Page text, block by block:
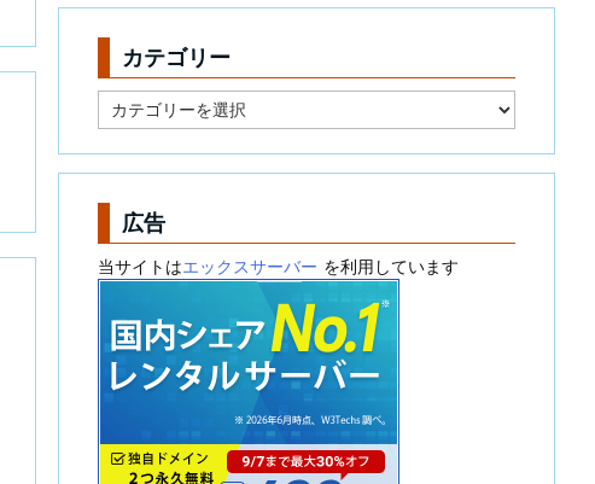
カテゴリー
テ
リ
広告
当サイトはエックスサーバー を利用しています